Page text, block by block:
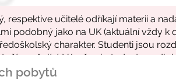
pobytů